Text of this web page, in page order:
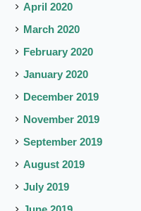
April 2020
March 2020
February 2020
January 2020
December 2019
November 2019
September 2019
August 2019
July 2019